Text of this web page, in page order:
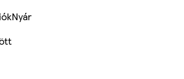
Nyár